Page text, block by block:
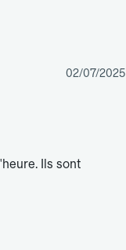
02/07/2025
Ils sont